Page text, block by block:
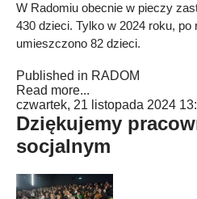
W Radomiu obecnie w pieczy
430 dzieci. Tylko w 2024 roku,
umieszczono 82 dzieci.
Published in RADOM
Read more...
czwartek, 21 listopada 2024
Dziękujemy
socjalnym